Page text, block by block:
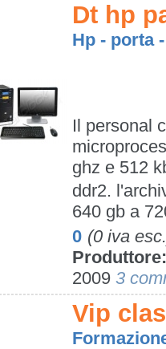
Dt hp
Hp - porta
Il personal
ghz e 512
ddr2.
640 gb a
0 (0 iva
Produttore:
2009 3
Vip